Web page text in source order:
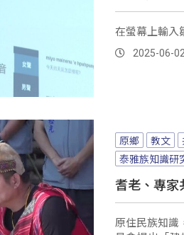
在螢幕上輸入
2025-06-
原鄉 教文
泰雅族知識研
耆老、專家
原住民族知識